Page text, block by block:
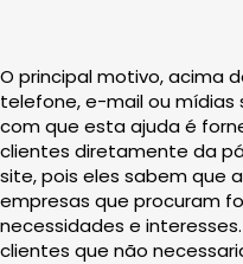
O principal motivo, acima
telefone, e-mail ou mídias
com que esta ajuda é
clientes diretamente da
site, pois eles sabem que
empresas que procuram
necessidades e
clientes que não